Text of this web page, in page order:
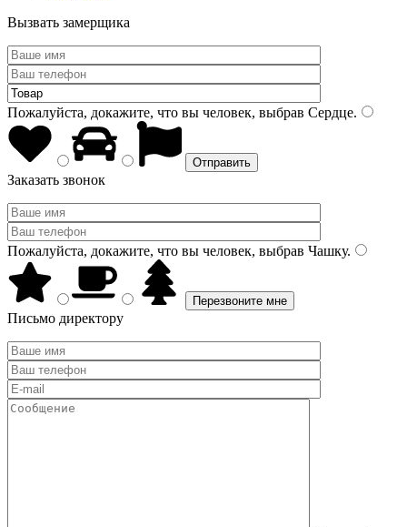
Вызвать замерщика
Пожалуйста, докажите, что вы человек, выбрав Сердце.
Заказать звонок
Пожалуйста, докажите, что вы человек, выбрав Чашку.
Письмо директору